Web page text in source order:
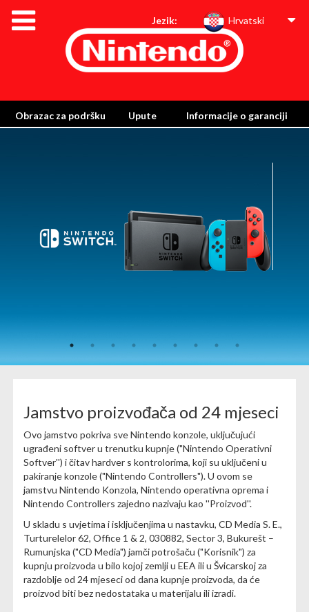
Jezik: Hrvatski
Obrazac za podršku Upute Informacije o garanciji
Jamstvo proizvođača od 24 mjeseci
Ovo jamstvo pokriva sve Nintendo konzole, uključujući
ugrađeni softver u trenutku kupnje ("Nintendo Operativni
Softver'') i čitav hardver s kontrolorima, koji su uključeni u
pakiranje konzole ("Nintendo Controllers"). U ovom se
jamstvu Nintendo Konzola, Nintendo operativna oprema i
Nintendo Controllers zajedno nazivaju kao ''Proizvod''.
U skladu s uvjetima i isključenjima u nastavku, CD Media S. E.,
Turturelelor 62, Office 1 & 2, 030882, Sector 3, Bukurešt –
Rumunjska ("CD Media") jamči potrošaču ("Korisnik") za
kupnju proizvoda u bilo kojoj zemlji u EEA ili u Švicarskoj za
razdoblje od 24 mjeseci od dana kupnje proizvoda, da će
proizvod biti bez nedostataka u materijalu ili izradi.